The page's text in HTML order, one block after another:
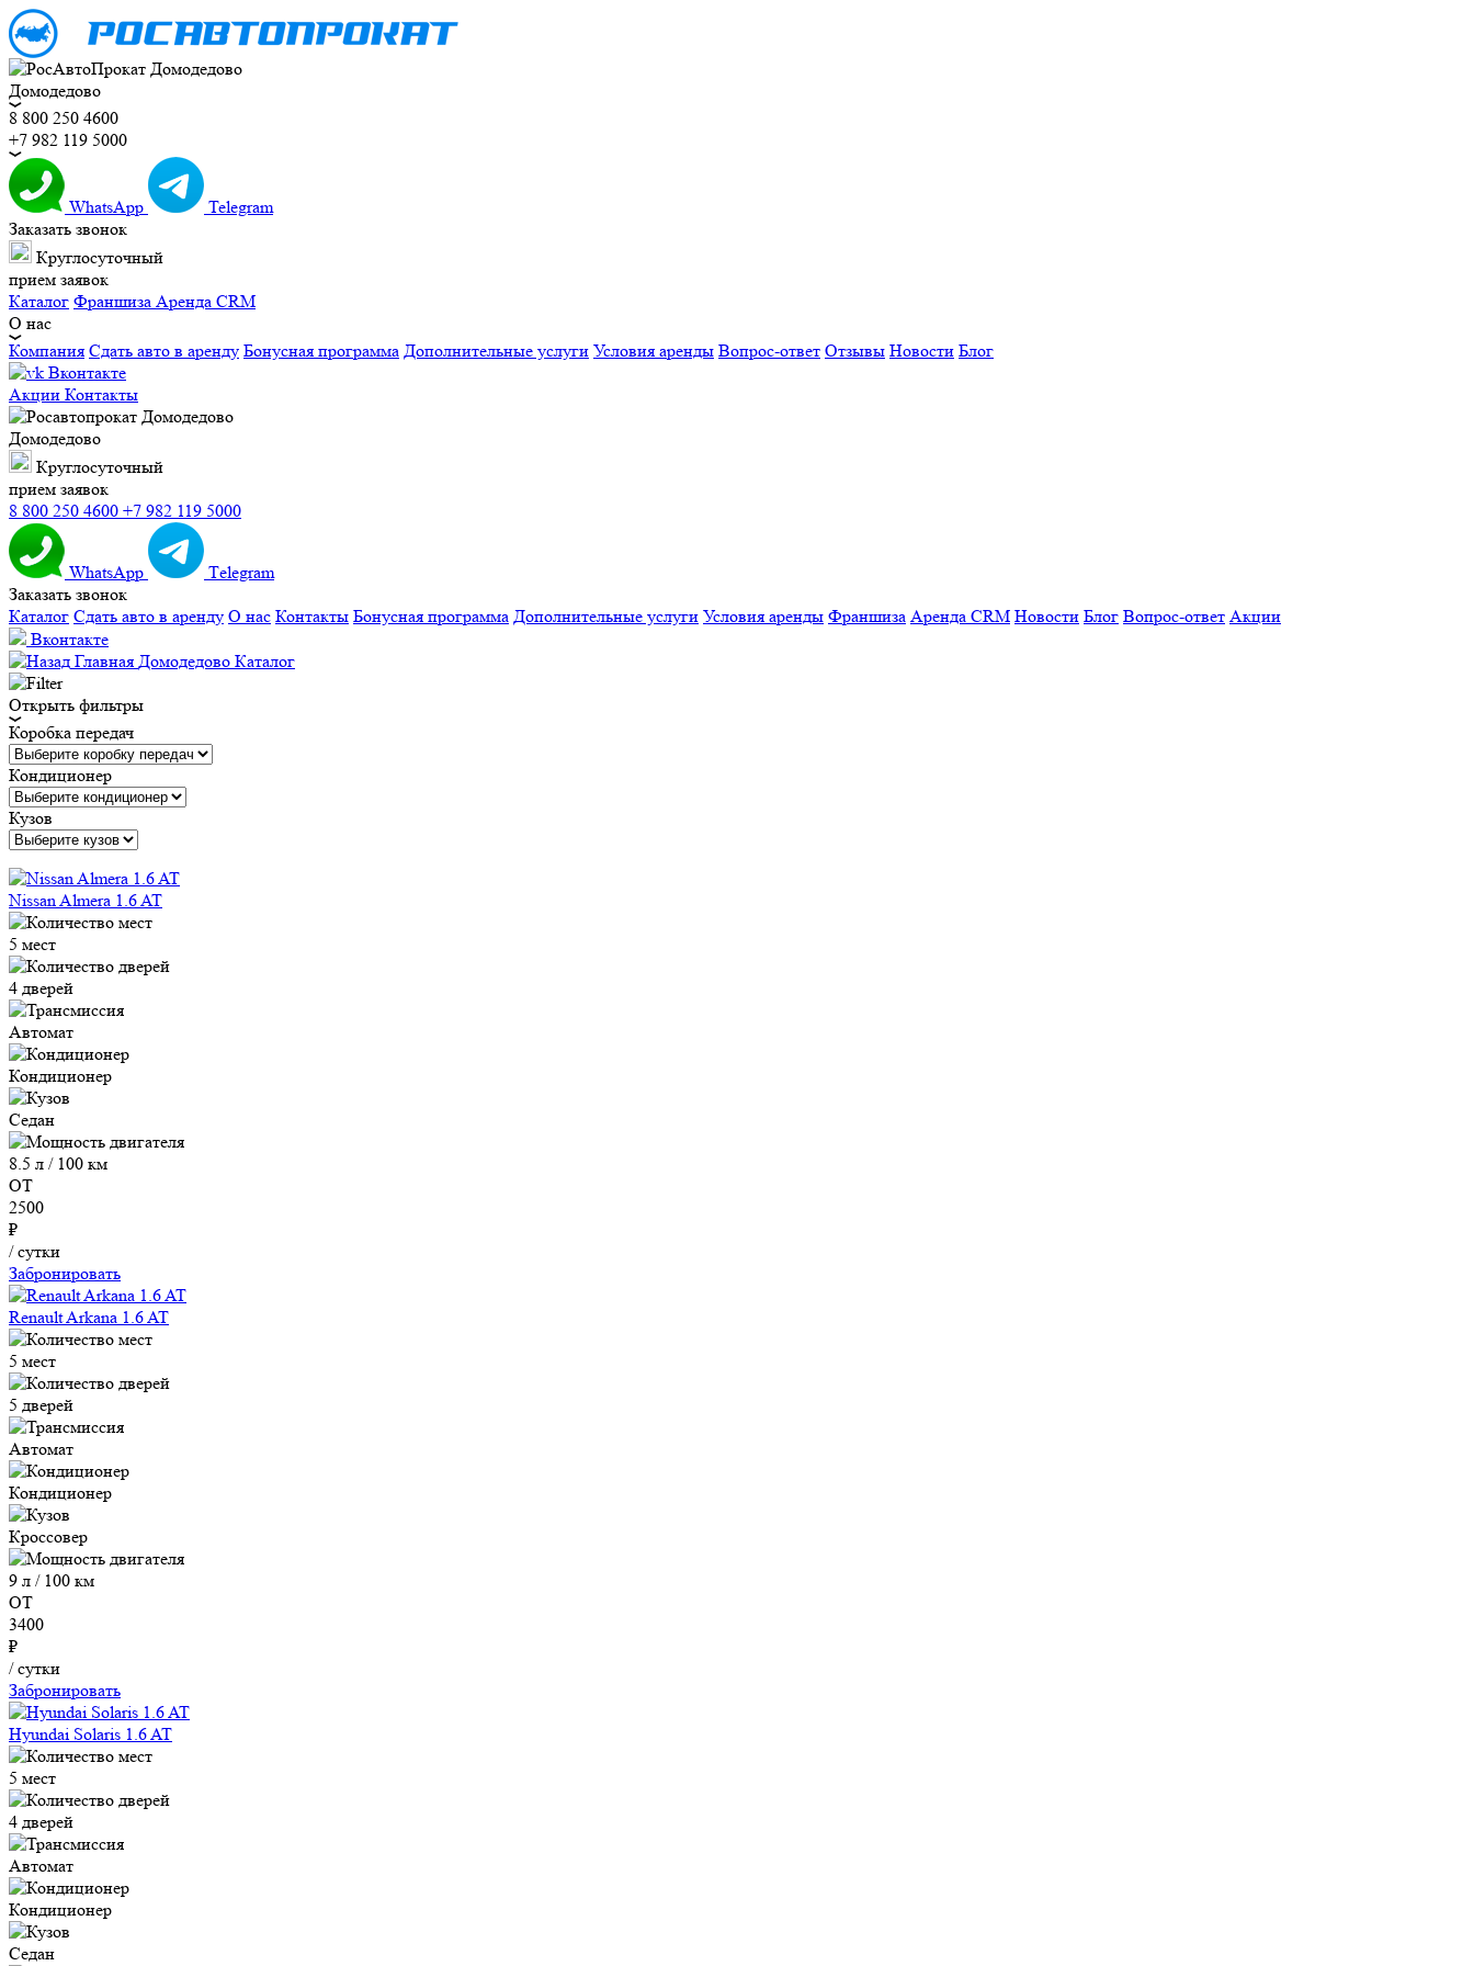
Домодедово
8 800 250 4600
+7 982 119 5000
WhatsApp
Telegram
Заказать звонок
Круглосуточный
прием заявок
Каталог Франшиза Аренда CRM
О нас
Компания Сдать авто в аренду Бонусная программа Дополнительные услуги Условия аренды Вопрос-ответ Отзывы Новости Блог
Вконтакте
Акции Контакты
Домодедово
Круглосуточный
прием заявок
8 800 250 4600 +7 982 119 5000
WhatsApp
Тelegram
Заказать звонок
Каталог Сдать авто в аренду О нас Контакты Бонусная программа Дополнительные услуги Условия аренды Франшиза Аренда CRM Новости Блог Вопрос-ответ Акции
Вконтакте
Главная Домодедово Каталог
Открыть фильтры
Коробка передач
Кондиционер
Кузов
Nissan Almera 1.6 AT
5 мест
4 дверей
Автомат
Кондиционер
Седан
8.5 л / 100 км
ОТ
2500
₽
/ сутки
Забронировать
Renault Arkana 1.6 AT
5 мест
5 дверей
Автомат
Кондиционер
Кроссовер
9 л / 100 км
ОТ
3400
₽
/ сутки
Забронировать
Hyundai Solaris 1.6 AT
5 мест
4 дверей
Автомат
Кондиционер
Седан